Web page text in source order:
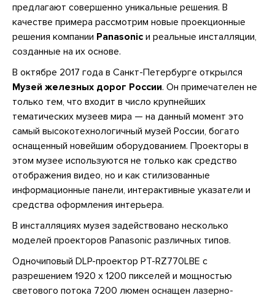
предлагают совершенно уникальные решения. В
качестве примера рассмотрим новые проекционные
решения компании Panasonic и реальные инсталляции,
созданные на их основе.
В октябре 2017 года в Санкт-Петербурге открылся
Музей железных дорог России. Он примечателен не
только тем, что входит в число крупнейших
тематических музеев мира — на данный момент это
самый высокотехнологичный музей России, богато
оснащенный новейшим оборудованием. Проекторы в
этом музее используются не только как средство
отображения видео, но и как стилизованные
информационные панели, интерактивные указатели и
средства оформления интерьера.
В инсталляциях музея задействовано несколько
моделей проекторов Panasonic различных типов.
Одночиповый DLP-проектор PT-RZ770LBE с
разрешением 1920 х 1200 пикселей и мощностью
светового потока 7200 люмен оснащен лазерно-